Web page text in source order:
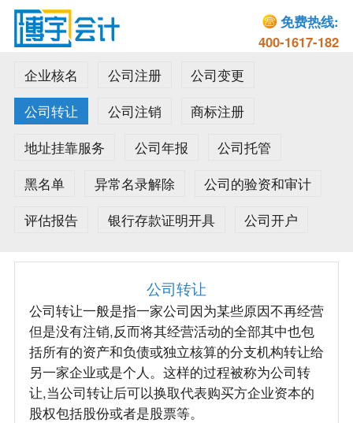
免费热线:
400-1617-182
企业核名
公司注册
公司变更
公司转让
公司注销
商标注册
地址挂靠服务
公司年报
公司托管
黑名单
异常名录解除
公司的验资和审计
评估报告
银行存款证明开具 公司开户
公司转让
公司转让一般是指一家公司因为某些原因不再经营
但是没有注销,反而将其经营活动的全部其中也包
括所有的资产和负债或独立核算的分支机构转让给
另一家企业或是个人。这样的过程被称为公司转
让,当公司转让后可以换取代表购买方企业资本的
股权包括股份或者是股票等。